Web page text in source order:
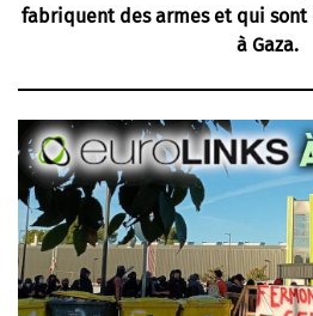
fabriquent des armes et qui
à Gaza.